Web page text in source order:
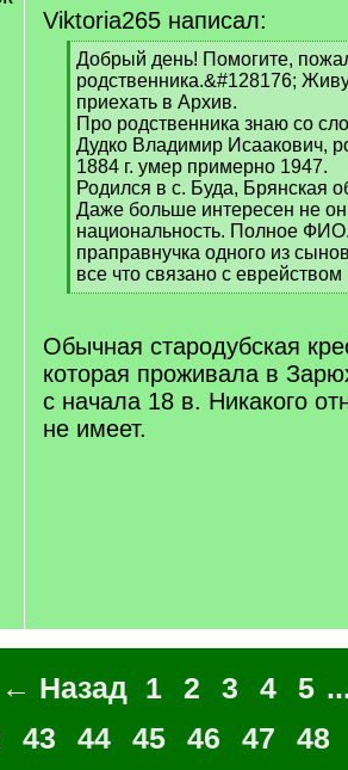
Viktoria265 написал:
[
q
]
Добрый день! Помогите,
родственника.&#128176;
приехать в Архив.
Про родственника знаю со
Дудко Владимир Исаакович,
1884 г. умер примерно 1947.
Родился в с. Буда, Брянская
Даже больше интересен не
национальность. Полное
праправнучка одного из
все что связано с еврейством
[
q
]
Обычная стародубская
которая проживала в
с начала 18 в. Никакого
не имеет.
← Назад 1 2 3 4 5
43 44 45 46 47
48